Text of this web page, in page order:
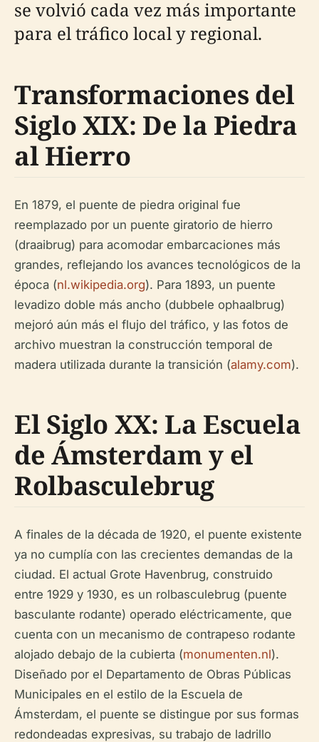
se volvió cada vez más importante
para el tráfico local y regional.
Transformaciones del
Siglo XIX: De la Piedra
al Hierro
En 1879, el puente de piedra original fue
reemplazado por un puente giratorio de hierro
(draaibrug) para acomodar embarcaciones más
grandes, reflejando los avances tecnológicos de la
época (nl.wikipedia.org). Para 1893, un puente
levadizo doble más ancho (dubbele ophaalbrug)
mejoró aún más el flujo del tráfico, y las fotos de
archivo muestran la construcción temporal de
madera utilizada durante la transición (alamy.com).
El Siglo XX: La Escuela
de Ámsterdam y el
Rolbasculebrug
A finales de la década de 1920, el puente existente
ya no cumplía con las crecientes demandas de la
ciudad. El actual Grote Havenbrug, construido
entre 1929 y 1930, es un rolbasculebrug (puente
basculante rodante) operado eléctricamente, que
cuenta con un mecanismo de contrapeso rodante
alojado debajo de la cubierta (monumenten.nl).
Diseñado por el Departamento de Obras Públicas
Municipales en el estilo de la Escuela de
Ámsterdam, el puente se distingue por sus formas
redondeadas expresivas, su trabajo de ladrillo